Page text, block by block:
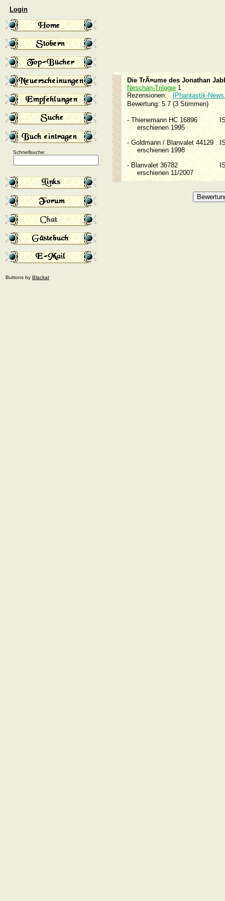
Login
Schnellsuche:
Buttons by Blackat
Die TrÃ¤ume des Jonathan
Neschan-Trilogie 1
Rezensionen:[Phantastik-
Bewertung: 5.7 (3 Stimmen)
- Thienemann HC 16896
erschienen 1995
- Goldmann / Blanvalet 44129
erschienen 1998
- Blanvalet 36782
erschienen 11/2007